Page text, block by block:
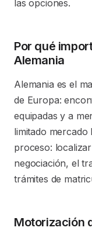
las opciones.
Por qué
Alemania
Alemania es el
de Europa:
equipadas y a
limitado
proceso:
negociación, el
trámites de
Motorización